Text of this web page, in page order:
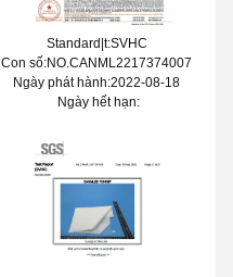
Standard|t:SVHC
Con số:NO.CANML2217374007
Ngày phát hành:2022-08-18
Ngày hết hạn: